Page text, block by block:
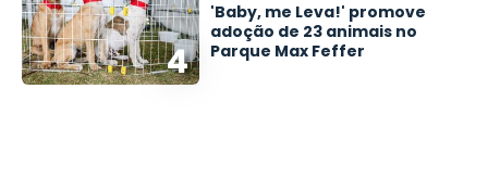
4
'Baby, me Leva!' promove
adoção de 23 animais no
Parque Max Feffer